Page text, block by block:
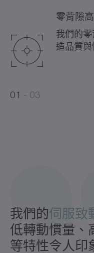
零背隙
我們的
造品質與
01
03
我們的伺服致
低轉動慣量、
等特性令人印